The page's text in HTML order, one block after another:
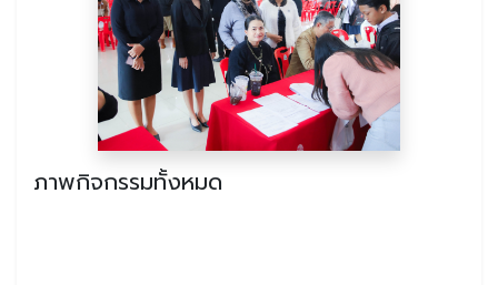
ภาพกิจกรรมทั้งหมด